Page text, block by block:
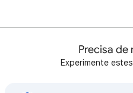
Precisa de
Experimente